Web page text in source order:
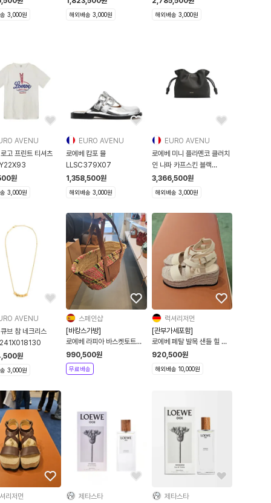
3,000원 해외배송 3,000원 해외배송 3,000원
AVENU
고 프린트 티셔츠
원
3,000원
EURO AVENU
로에베 캄포 뮬
LLSC379X07
1,358,500원
해외배송 3,000원
EURO AVENU
로에베 미니 플라멘코 클러치
인 나파 카프스킨 블랙
A411FC2X
3,366,500원
해외배송 3,000원
AVENU
브 참 네크리스
원
3,000원
스페인샵
[바캉스가방]
로에베 라피아 바스켓토트백
329.09.V50
990,500원
무료배송
럭셔리저먼
[관부가세포함]
로에베 페탈 발목 샌들 힐 아
이보리 L815283X07
920,500원
해외배송 10,000원
리저먼
제타스타
제타스타